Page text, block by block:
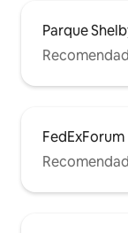
Parque
FedExForum